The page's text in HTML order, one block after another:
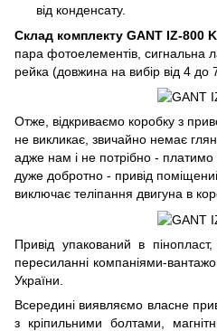
від конденсату.
Склад комплекту GANT IZ-800
пара фотоелементів, сигнальна
рейка (довжина на вибір від 4 до
Отже, відкриваємо коробку з
не викликає, звичайно немає
адже нам і не потрібно - платимо
дуже добротно - привід
виключає теліпання двигуна в
Привід упакований в
пересиланні компаніями-
України.
Всередині виявляємо власне
з кріпильними болтами,